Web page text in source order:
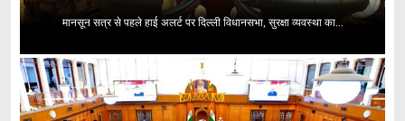
मानसून सत्र से पहले हाई अलर्ट पर दिल्ली विधानसभा, सुरक्षा व्यवस्था का...